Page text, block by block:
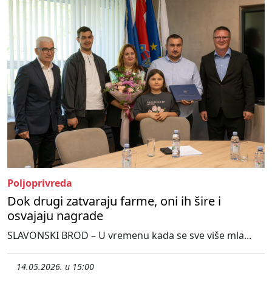
Poljoprivreda
Dok drugi zatvaraju farme, oni ih šire i
osvajaju nagrade
SLAVONSKI BROD – U vremenu kada se sve više mla...
14.05.2026. u 15:00